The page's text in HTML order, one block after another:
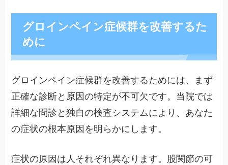
グロインペイン症候群を改善するた
めに
グロインペイン症候群を改善するためには、まず
正確な診断と原因の特定が不可欠です。当院では
詳細な問診と独自の検査システムにより、あなた
の症状の根本原因を明らかにします。
症状の原因は人それぞれ異なります。股関節の可